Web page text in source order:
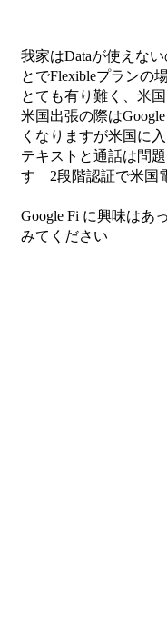
我家はDataが使えな
とでFlexibleプランの
とても有り難く、米
米国出張の際は
くなりますが米国に
テキストと通話は問
す 2段階認証で米国
Google Fi に興味はあ
みてください